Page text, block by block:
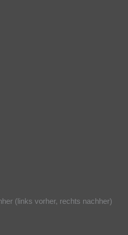
(links vorher, rechts nachher)